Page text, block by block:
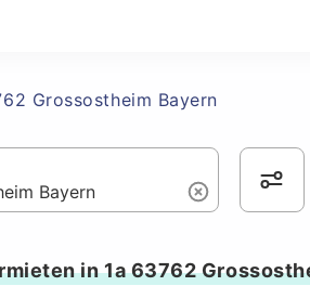
Grossostheim Bayern
in 1a 63762